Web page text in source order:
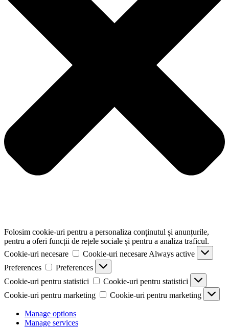
Folosim cookie-uri pentru a personaliza conținutul și anunțurile,
pentru a oferi funcții de rețele sociale și pentru a analiza traficul.
Cookie-uri necesare
Cookie-uri necesare Always active
Preferences
Preferences
Cookie-uri pentru statistici
Cookie-uri pentru statistici
Cookie-uri pentru marketing
Cookie-uri pentru marketing
Manage options
Manage services